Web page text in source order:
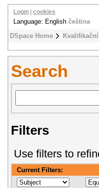
DSpace Home
Login cookies
Language: English čeština
Search
Filters
Use filters to
Current Filters: